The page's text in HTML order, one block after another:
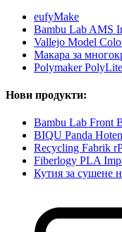
eufyMake
Bambu Lab AMS
Vallejo Model
Макара за
Polymaker
Нови продукти:
Bambu Lab Front
BIQU Panda
Recycling Fabrik
Fiberlogy PLA
Кутия за сушене